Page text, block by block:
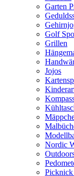
Garten
Golf
Grillen
Jojos
Nordic